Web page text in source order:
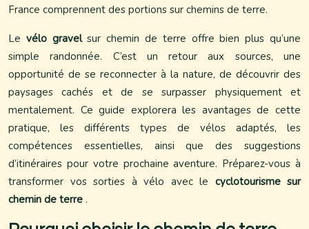
France comprennent des portions sur chemins de terre.
Le vélo gravelsur chemin de terre offre bien plus qu’une
simple randonnée. C’est un retour aux sources, une
opportunité de se reconnecter à la nature, de découvrir des
paysages cachés et de se surpasser physiquement et
mentalement. Ce guide explorera les avantages de cette
pratique, les différents types de vélos adaptés, les
compétences essentielles, ainsi que des suggestions
d’itinéraires pour votre prochaine aventure. Préparez-vous à
transformer vos sorties à vélo avec le cyclotourisme sur
chemin de terre .